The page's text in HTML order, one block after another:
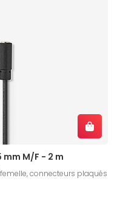
M/F - 2 m
connecteurs plaqués